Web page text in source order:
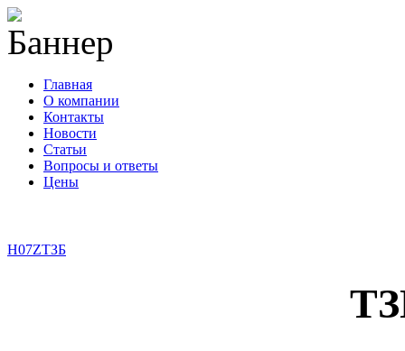
Главная
О компании
Контакты
Новости
Статьи
Вопросы и ответы
Цены
H07ZТЗБ